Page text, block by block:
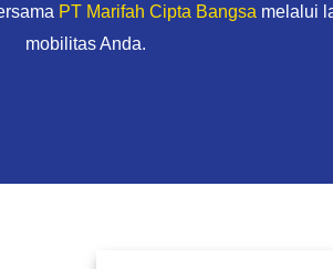
PT Marifah Cipta Bangsa melalui
mobilitas Anda.